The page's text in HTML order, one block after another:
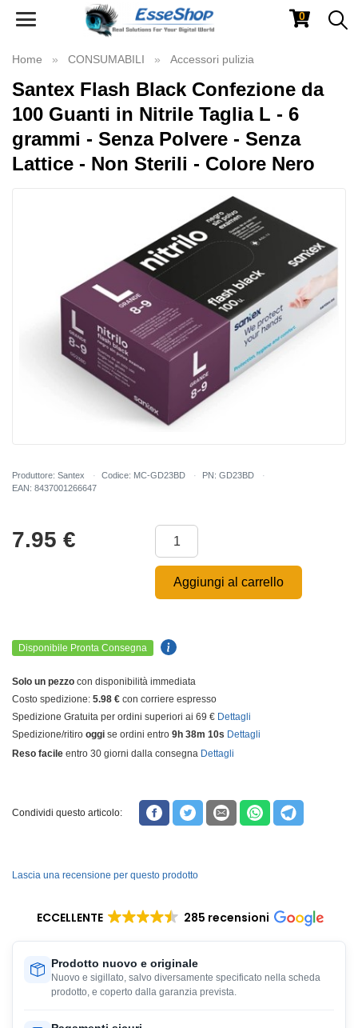
Toggle
0
Home CONSUMABILI Accessori pulizia
Santex Flash Black Confezione da
100 Guanti in Nitrile Taglia L - 6
grammi - Senza Polvere - Senza
Lattice - Non Sterili - Colore Nero
Produttore: Santex Codice: MC-GD23BD
PN: GD23BD
EAN: 8437001266647
7.95 €
Aggiungi al carrello
Disponibile Pronta Consegna
Solo un pezzo con disponibilità immediata
Costo spedizione: 5.98 € con corriere espresso
Spedizione Gratuita per ordini superiori ai 69 € Dettagli
Spedizione/ritiro oggi se ordini entro 9h 38m 10s Dettagli
Reso facile entro 30 giorni dalla consegna Dettagli
Condividi questo articolo:
Lascia una recensione per questo prodotto
ECCELLENTE 285 recensioni
Prodotto nuovo e originale
Nuovo e sigillato, salvo diversamente specificato nella scheda
prodotto, e coperto dalla garanzia prevista.